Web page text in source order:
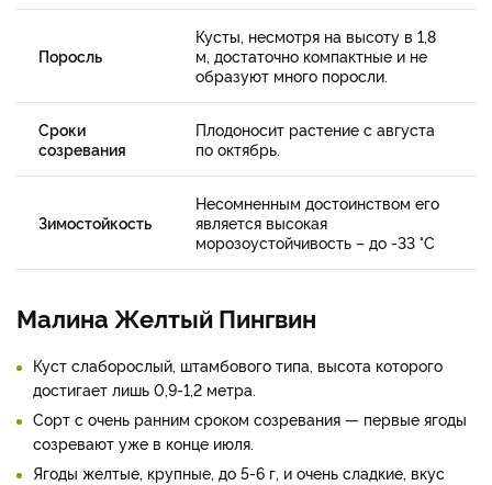
Поросль
Кусты, несмотря на высоту в 1,8
м, достаточно компактные и не
образуют много поросли.
Сроки
созревания
Плодоносит растение с августа
по октябрь.
Зимостойкость
Несомненным достоинством его
является высокая
морозоустойчивость – до -33 °С
Малина Желтый Пингвин
Куст слаборослый, штамбового типа, высота которого
достигает лишь 0,9-1,2 метра.
Сорт с очень ранним сроком созревания — первые ягоды
созревают уже в конце июля.
Ягоды желтые, крупные, до 5-6 г, и очень сладкие, вкус